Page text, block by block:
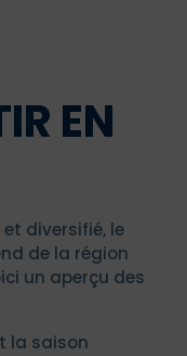
EN
diversifié, le
de la région
un aperçu des
la saison